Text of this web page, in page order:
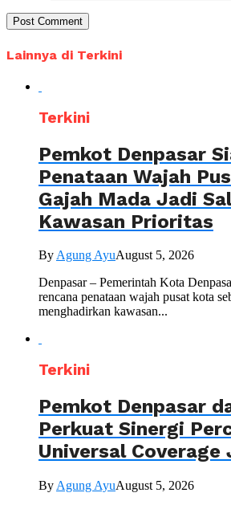
Lainnya di Terkini
Terkini
Pemkot Denpasar
Penataan Wajah
Gajah Mada Jadi
Kawasan Prioritas
ByAgung AyuAugust 5, 2026
Denpasar – Pemerintah Kota
rencana penataan wajah pusat kota
menghadirkan kawasan...
Terkini
Pemkot Denpasar
Perkuat Sinergi
Universal Coverage
By Agung AyuAugust 5, 2026